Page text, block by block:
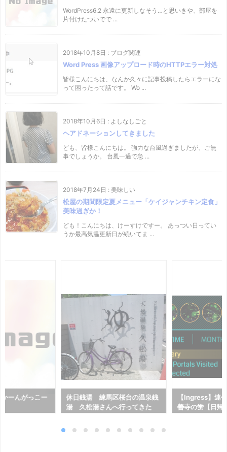
WordPress6.2 永遠に更新しなそう…と思いきや、部屋を
片付けたついでで ...
2018年10月8日 : ブログ関連
Word Press 画像アップロード時のHTTPエラー対処
皆様こんにちは、なんか久々に記事投稿したらエラーにな
って困ったって話です。 Wo ...
2018年10月6日 : よしなしごと
ヘアドネーションしてきました
ども、皆様こんにちは。 強力な台風過ぎましたが、ご無
事でしょうか。 台風一過で急 ...
2018年7月24日 : 美味しい
松屋の期間限定夏メニュー「ケイジャンチキン定食」
美味過ぎか！
ども！こんにちは、けーすけですー。 あっつい日ってい
うか最高気温更新日が続いてま ...
ーんがっこー
休日銭湯 練馬区桜台の温泉銭
湯 久松湯さんへ行ってきた
【Ingress】連
善寺の蛍【日帰